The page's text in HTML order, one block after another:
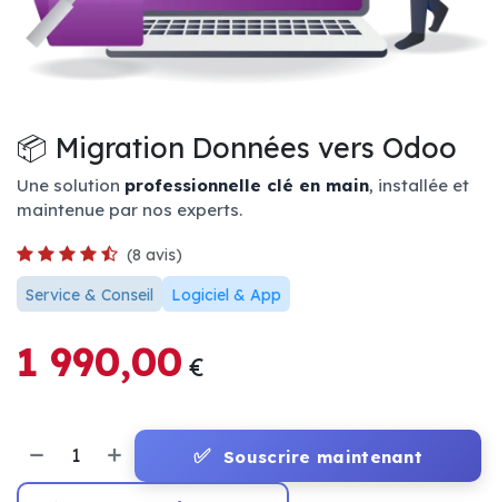
📦 Migration Données vers Odoo
Une solution professionnelle clé en main, installée et
maintenue par nos experts.
(8 avis)
Service & Conseil
Logiciel & App
1 990,00 €
✅ Souscrire maintenant